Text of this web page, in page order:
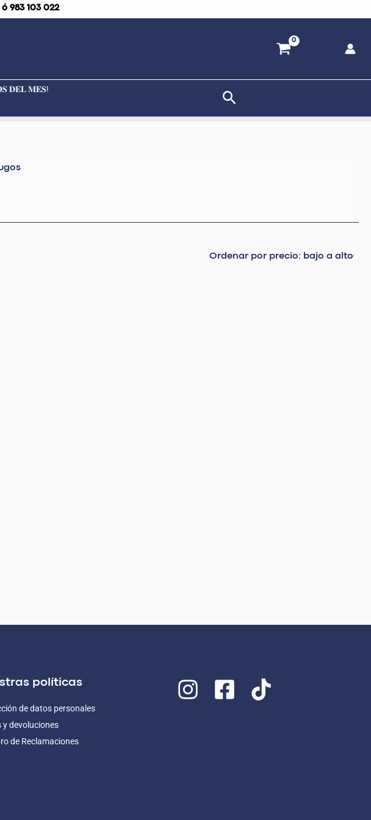
ó 983 103 022
𝐃𝐄𝐋 𝐌𝐄𝐒!
Buscar
políticas
de datos personales
y devoluciones
de Reclamaciones